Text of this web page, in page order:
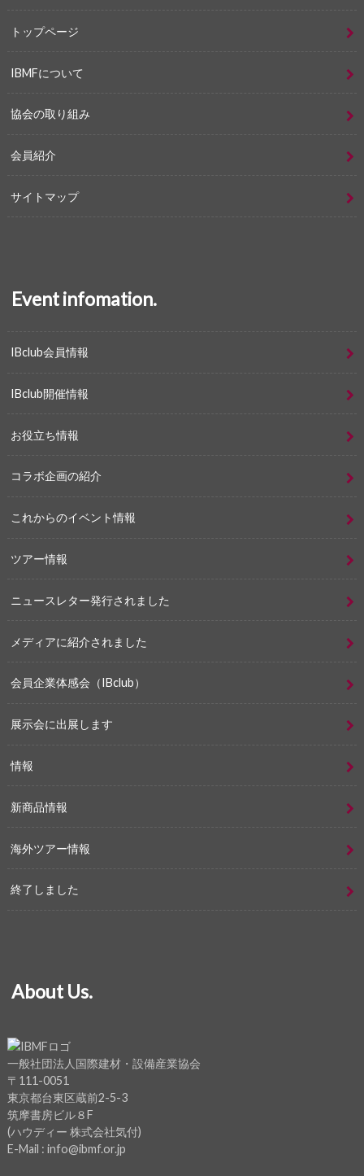
トップページ
IBMFについて
協会の取り組み
会員紹介
サイトマップ
Event infomation.
IBclub会員情報
IBclub開催情報
お役立ち情報
コラボ企画の紹介
これからのイベント情報
ツアー情報
ニュースレター発行されました
メディアに紹介されました
会員企業体感会（IBclub）
展示会に出展します
情報
新商品情報
海外ツアー情報
終了しました
About Us.
一般社団法人国際建材・設備産業協会
〒111-0051
東京都台東区蔵前2-5-3
筑摩書房ビル８F
(ハウディー 株式会社気付)
E-Mail : info@ibmf.or.jp